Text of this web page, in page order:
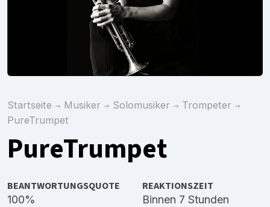
Startseite Musiker Solomusiker
Trompeter
PureTrumpet
PureTrumpet
BEANTWORTUNGSQUOTE
100%
REAKTIONSZEIT
Binnen 7 Stunden